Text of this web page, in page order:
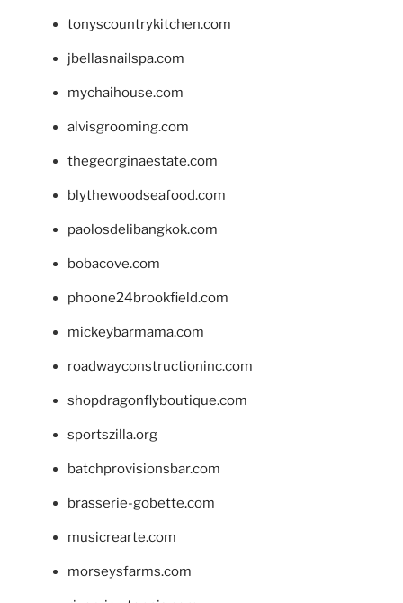
tonyscountrykitchen.com
jbellasnailspa.com
mychaihouse.com
alvisgrooming.com
thegeorginaestate.com
blythewoodseafood.com
paolosdelibangkok.com
bobacove.com
phoone24brookfield.com
mickeybarmama.com
roadwayconstructioninc.com
shopdragonflyboutique.com
sportszilla.org
batchprovisionsbar.com
brasserie-gobette.com
musicrearte.com
morseysfarms.com